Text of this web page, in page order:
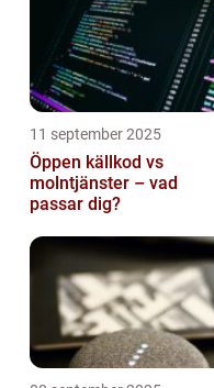
11 september 2025
Öppen källkod vs
molntjänster – vad
passar dig?